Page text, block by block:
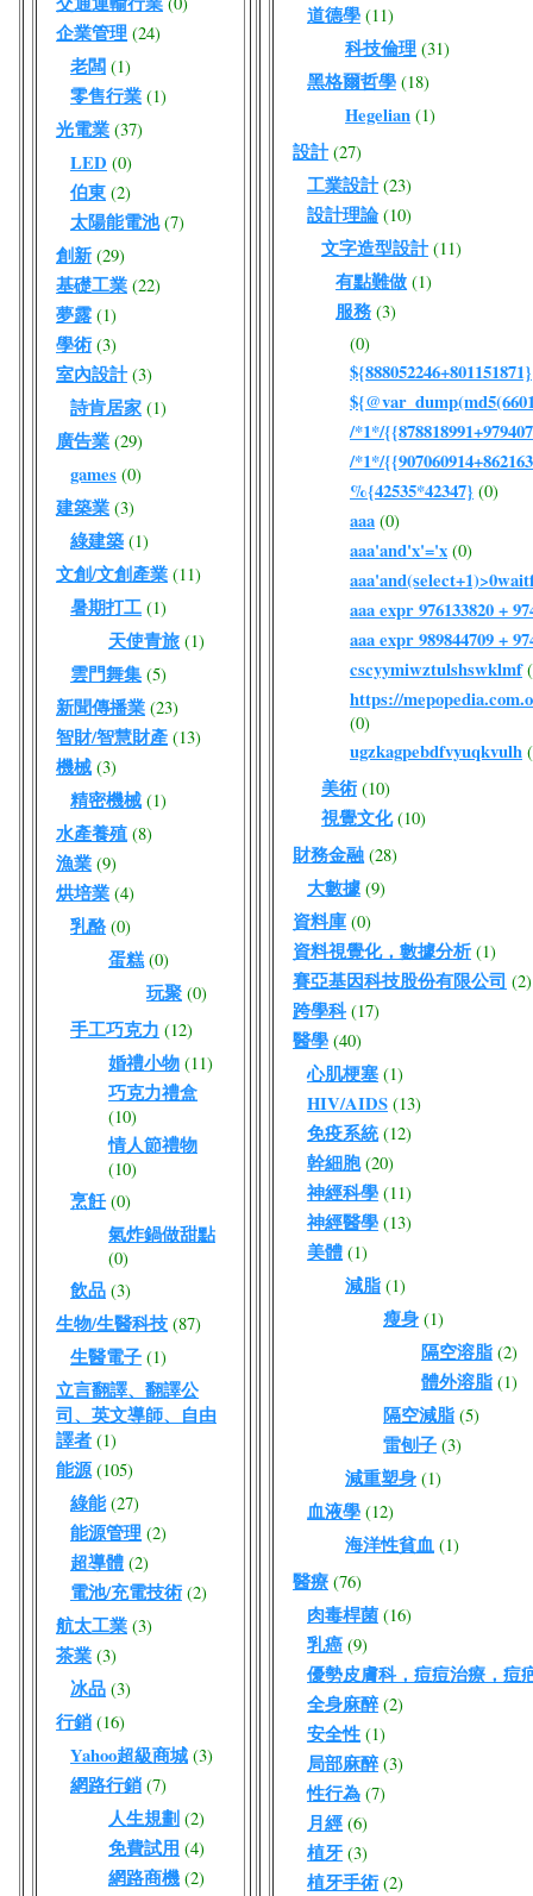
企業管理 (24)
老闆 (1)
零售行業 (1)
光電業 (37)
LED (0)
伯東 (2)
太陽能電池 (7)
創新 (29)
基礎工業 (22)
夢露 (1)
學術 (3)
室內設計 (3)
詩肯居家 (1)
廣告業 (29)
games (0)
建築業 (3)
綠建築 (1)
文創/文創產業 (11)
暑期打工 (1)
天使青旅 (1)
雲門舞集 (5)
新聞傳播業 (23)
智財/智慧財產 (13)
機械 (3)
精密機械 (1)
水產養殖 (8)
漁業 (9)
烘培業 (4)
乳酪 (0)
蛋糕 (0)
玩聚 (0)
手工巧克力 (12)
婚禮小物 (11)
巧克力禮盒
(10)
情人節禮物
(10)
烹飪 (0)
氣炸鍋做甜點
(0)
飲品 (3)
生物/生醫科技 (87)
生醫電子 (1)
立言翻譯、翻譯公
司、英文導師、自由
譯者 (1)
能源 (105)
綠能 (27)
能源管理 (2)
超導體 (2)
電池/充電技術 (2)
航太工業 (3)
茶業 (3)
冰品 (3)
行銷 (16)
Yahoo超級商城 (3)
網路行銷 (7)
人生規劃 (2)
免費試用 (4)
網路商機 (2)
道德學 (11)
科技倫理 (31)
黑格爾哲學 (18)
Hegelian (1)
設計 (27)
工業設計 (23)
設計理論 (10)
文字造型設計 (11)
有點難做 (1)
服務 (3)
(0)
${888052246+801151871}
/*1*/
/*1*/
%{42535*42347} (0)
aaa (0)
aaa'and'x'='x (0)
aaa expr 976133820 +
aaa expr 989844709 +
cscyymiwztulshswklmf
https://
(0)
ugzkagpebdfvyuqkvulh
美術 (10)
視覺文化 (10)
財務金融 (28)
大數據 (9)
資料庫 (0)
資料視覺化，數據分析 (1)
賽亞基因科技股份有限公司 (2)
跨學科 (17)
醫學 (40)
心肌梗塞 (1)
HIV/AIDS (13)
免疫系統 (12)
幹細胞 (20)
神經科學 (11)
神經醫學 (13)
美體 (1)
減脂 (1)
瘦身 (1)
隔空溶脂 (2)
體外溶脂 (1)
隔空減脂 (5)
雷刨子 (3)
減重塑身 (1)
血液學 (12)
海洋性貧血 (1)
醫療 (76)
肉毒桿菌 (16)
乳癌 (9)
優勢皮膚科，痘痘治療，痘
全身麻醉 (2)
安全性 (1)
局部麻醉 (3)
性行為 (7)
月經 (6)
植牙 (3)
植牙手術 (2)